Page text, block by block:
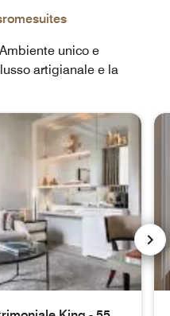
Ambiente unico e
artigianale e la